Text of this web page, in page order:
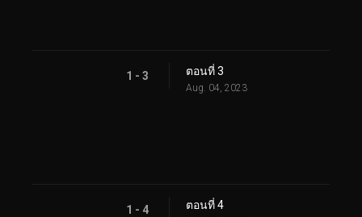
1 - 3 ตอนที่ 3
Aug. 04, 2023
1 - 4 ตอนที่ 4